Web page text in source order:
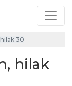
30
hilak